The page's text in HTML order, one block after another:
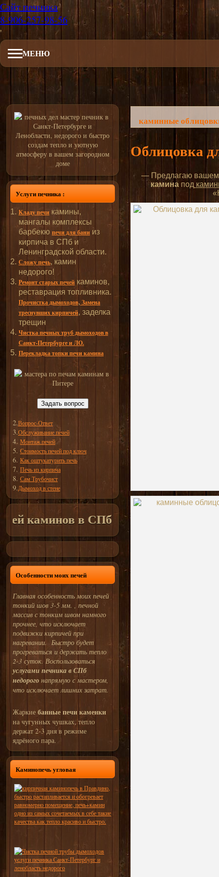
Сайт печника
8-906-257-98-56
'
МЕНЮ
Услуги печника :
Кладу печи камины,
мангалы комплексы
барбекю печи для бани из
кирпича в СПб и
Ленинградской области.
Сложу печь, камин
недорого!
Ремонт старых печей каминов,
реставрация топливника.
Прочистка дымоходов, Замена
треснувших кирпичей, заделка
трещин
Чистка печных труб дымоходов в
Санкт-Петербурге и ЛО.
Перекладка топки печи камина
Задать вопрос
2.Вопрос-Ответ
3.Обслуживание печей
4. Монтаж печей
5. Стоимость печей под ключ
6. Как оштукатурить печь
7. Печь из кирпича
8. Сам Трубочист
9.Дымоход в стене
в СПб и Лен. Области
Особенности моих печей
Главная особенность моих печей
тонкий шов 3-5 мм. , печной
массив с тонким швом намного
прочнее, что исключает
подвижки кирпичей при
нагревании. Быстро будет
прогреваться и держать тепло
2-3 суток. Воспользоваться
услугами печника в СПб
недорого напрямую с мастером,
что исключает лишних затрат.
Жаркие банные печи каменки
на чугунных чушках, тепло
держат 2-3 дня в режиме
ядрёного пара.
Каминопечь угловая
каминные
Облицовка
— Предлагаю
каминапод